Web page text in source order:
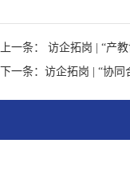
上一条： 访企拓岗 | “产
下一条：访企拓岗 | “协